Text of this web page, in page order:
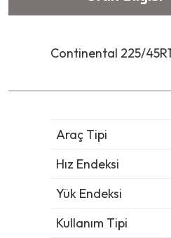
Continental 225/
Araç Tipi
Hız Endeksi
Yük Endeksi
Kullanım Tipi